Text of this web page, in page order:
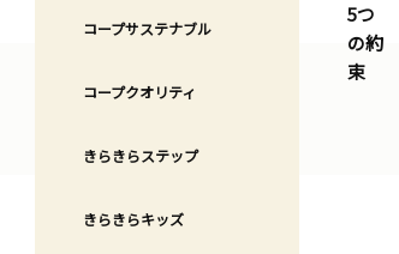
コープサステナブル
コープクオリティ
きらきらステップ
きらきらキッズ
5つ
の約
束